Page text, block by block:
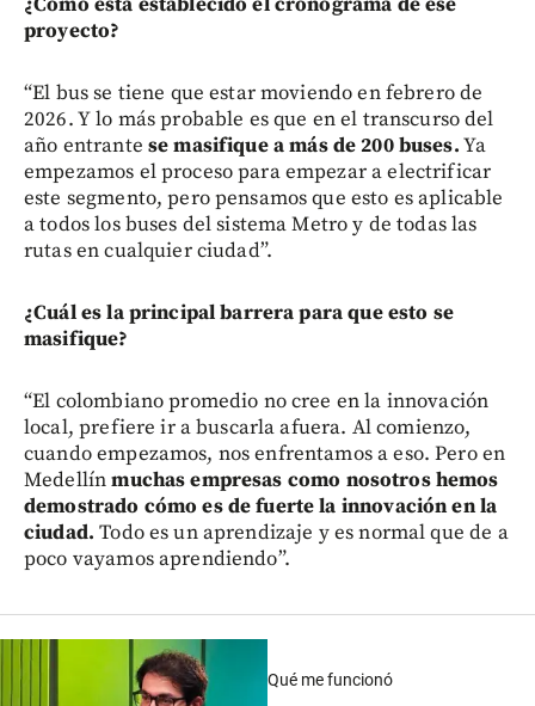
proyecto?
“El bus se tiene que estar moviendo en febrero de
2026. Y lo más probable es que en el transcurso del
año entrante se masifique a más de 200 buses.Ya
empezamos el proceso para empezar a electrificar
este segmento, pero pensamos que esto es aplicable
a todos los buses del sistema Metro y de todas las
rutas en cualquier ciudad”.
¿Cuál es la principal barrera para que esto se
masifique?
“El colombiano promedio no cree en la innovación
local, prefiere ir a buscarla afuera. Al comienzo,
cuando empezamos, nos enfrentamos a eso. Pero en
Medellínmuchas empresas como nosotros hemos
demostrado cómo es de fuerte la innovación en la
ciudad.Todo es un aprendizaje y es normal que de a
poco vayamos aprendiendo”.
Qué me funcionó